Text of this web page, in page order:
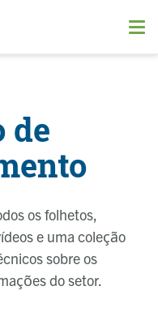
de
os folhetos,
e uma coleção
sobre os
do setor.